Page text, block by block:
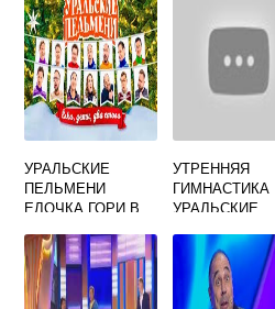
УРАЛЬСКИЕ
ПЕЛЬМЕНИ
ЕЛОЧКА ГОРИ В
УТРЕННЯЯ
ГИМНАСТИКА
УРАЛЬСКИЕ